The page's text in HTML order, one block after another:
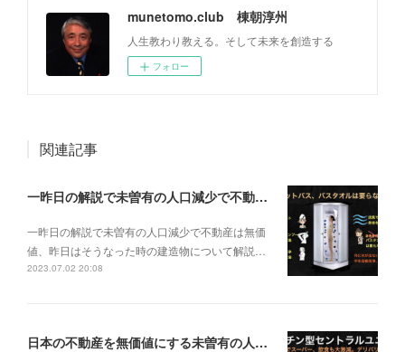
munetomo.club 棟朝淳州
人生教わり教える。そして未来を創造する
フォロー
関連記事
一昨日の解説で未曽有の人口減少で不動産は無価値、昨日はそうなった時の建造物について解説、今日からはその設備について解説をして行く。
一昨日の解説で未曽有の人口減少で不動産は無価
値、昨日はそうなった時の建造物について解説…
2023.07.02 20:08
日本の不動産を無価値にする未曽有の人口減少。ではこれからの建築物の構造はどうなるかは既に解説した。今はその内部の内容。その1